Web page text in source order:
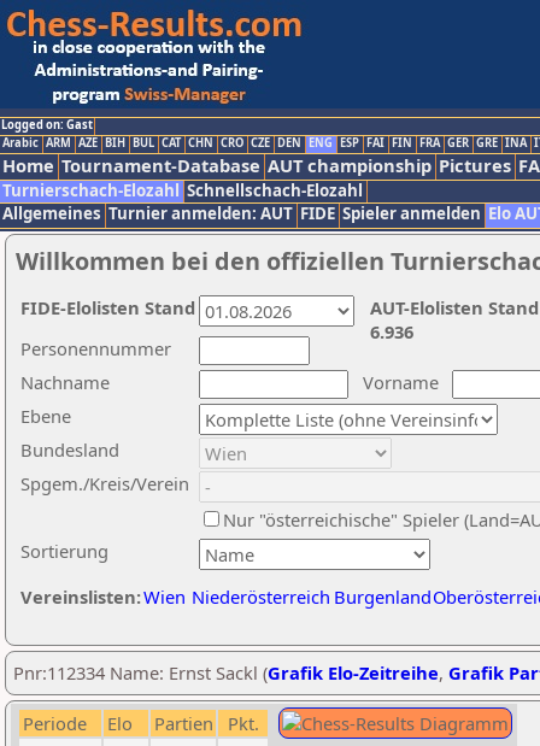
Logged on: Gast
Arabic ARM AZE BIH BUL CAT CHN CRO CZE DEN ENG ESP FAI FIN FRA GER GRE INA
Home Tournament-Database AUT championship Pictures
Turnierschach-Elozahl Schnellschach-Elozahl
Allgemeines Turnier anmelden: AUT FIDE Spieler anmelden Elo
Willkommen bei den offiziellen
Nachname
Vorname
Ebene
Sortierung
Personennummer
Bundesland
Spgem./Kreis/Verein
Nur "österreichische" Spieler
Vereinslisten:Wien Niederösterreich Burgenland
AUT-Elolisten
6.936
FIDE-Elolisten Stand
Pnr:112334 Name: Ernst Sackl (Grafik Elo-Zeitreihe, Grafik
Periode Elo Partien
Pkt.